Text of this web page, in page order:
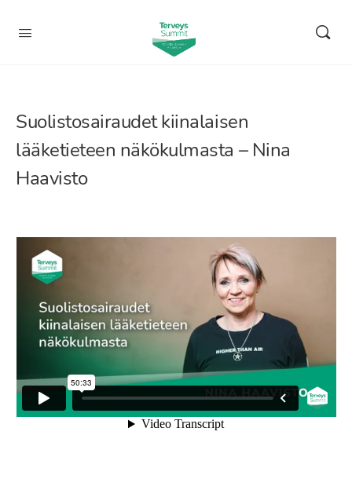
Suolistosairaudet kiinalaisen
lääketieteen näkökulmasta – Nina
Haavisto